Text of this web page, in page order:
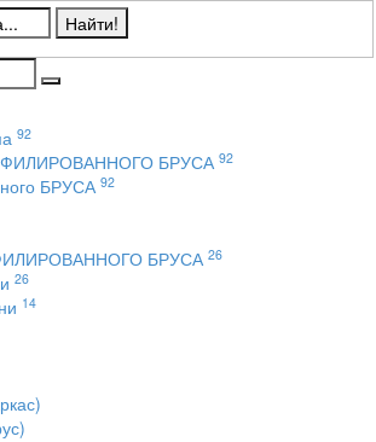
92
БРУСА92
БРУСА 92
БРУСА26
26
14